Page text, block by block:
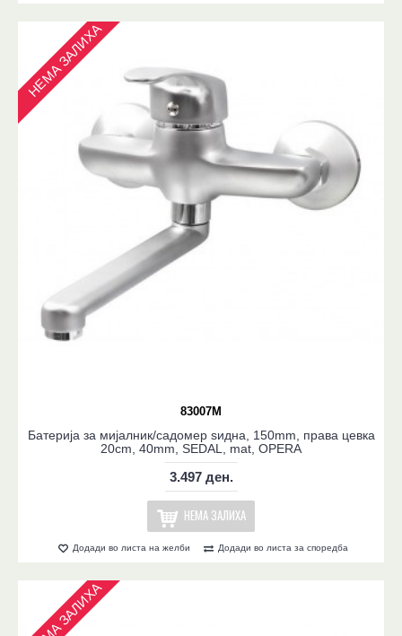
83007M
НЕМА ЗАЛИХА
Батерија за мијалник/садомер ѕидна, 150mm, права цевка
20cm, 40mm, SEDAL, mat, OPERA
3.497 ден.
НЕМА ЗАЛИХА
Додади во листа на желби Додади во листа за споредба
НЕМА ЗАЛИХА